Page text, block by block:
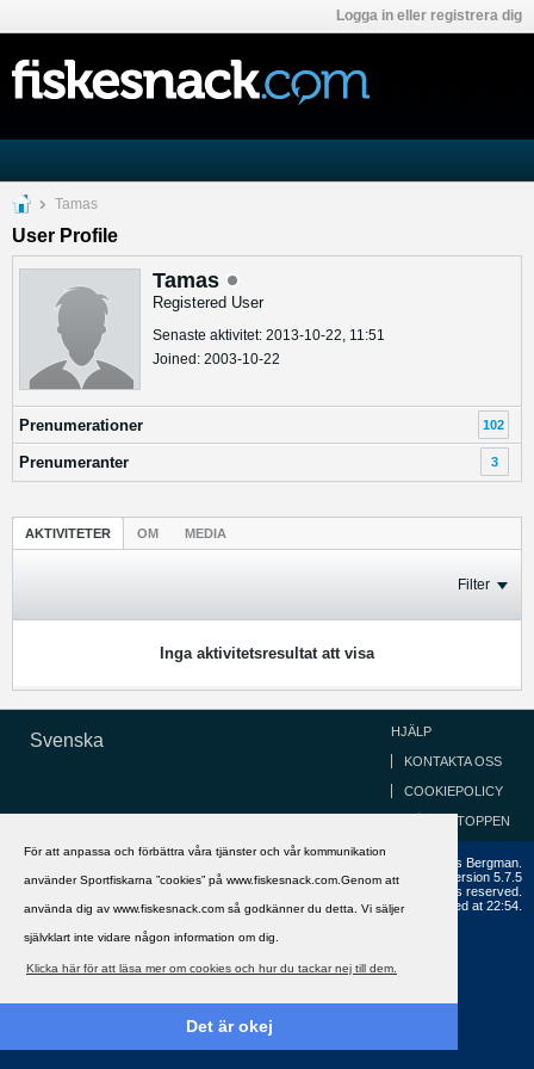
För att anpassa och förbättra våra tjänster och vår kommunikation
använder Sportfiskarna ”cookies” på www.fiskesnack.com.Genom att
använda dig av www.fiskesnack.com så godkänner du detta. Vi säljer
självklart inte vidare någon information om dig.
Klicka här för att läsa mer om cookies och hur du tackar nej till dem.
Det är okej
Logga in eller registrera dig
Tamas
User Profile
Tamas
Registered User
Senaste aktivitet: 2013-10-22, 11:51
Joined: 2003-10-22
Prenumerationer 102
Prenumeranter 3
AKTIVITETER OM MEDIA
Filter
Inga aktivitetsresultat att visa
Svenska HJÄLP
KONTAKTA OSS
COOKIEPOLICY
GÅ TILL TOPPEN
Copyright ©2002 - 2021, FiskeSnack.com. Grundad 2002 av Anders Bergman.
Powered byvBulletin®
Version 5.7.5
Copyright © 2026 MH Sub I, LLC dba vBulletin. All rights reserved.
All times are GMT+1. This page was generated at 22:54.